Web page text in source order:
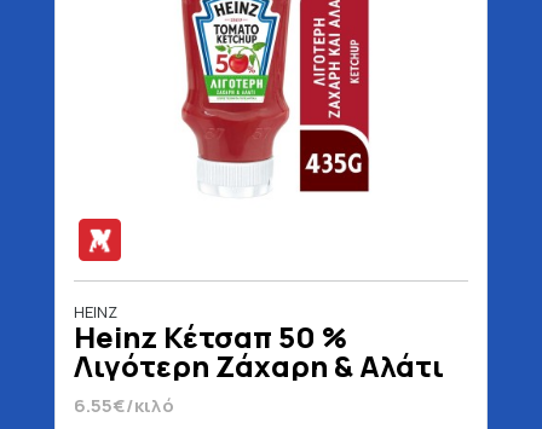
HEINZ
Heinz Κέτσαπ 50 %
Λιγότερη Ζάχαρη & Αλάτι
Top Down 435 gr
6.55€/κιλό